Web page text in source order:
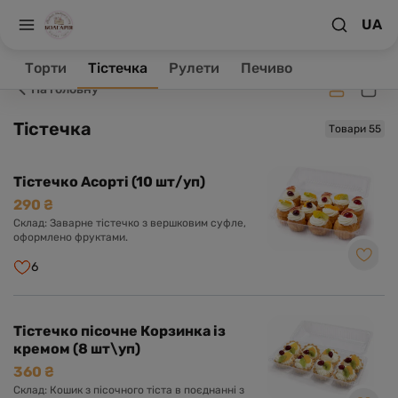
UA
Торти Тістечка Рулети Печиво
Заклад зачинено, ваше замовлення буде оброблене в
На головну
Тістечка Товари 55
Тістечко Асорті (10 шт/уп)
290 ₴
Склад: Заварне тістечко з вершковим суфле,
оформлено фруктами.
6
Тістечко пісочне Корзинка із
кремом (8 шт\уп)
360 ₴
Склад: Кошик з пісочного тіста в поєднанні з